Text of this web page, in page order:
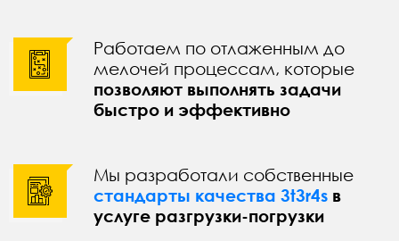
Работаем по отлаженным до
мелочей процессам, которые
позволяют выполнять задачи
быстро и эффективно
Мы разработали собственные
стандарты качества 3t3r4s в
услуге разгрузки-погрузки